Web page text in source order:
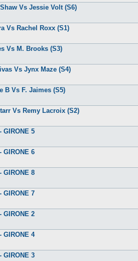
Vs Jessie Volt (S6)
Vs Rachel Roxx (S1)
Vs M. Brooks (S3)
Vs Jynx Maze (S4)
B Vs F. Jaimes (S5)
Vs Remy Lacroix (S2)
GIRONE 5
GIRONE 6
GIRONE 8
GIRONE 7
GIRONE 2
GIRONE 4
GIRONE 3